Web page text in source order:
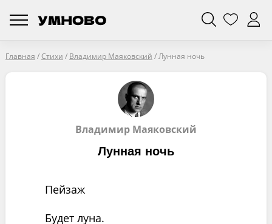
Главная /Стихи / Владимир Маяковский /Лунная ночь
Владимир Маяковский
Лунная ночь
Пейзаж
Будет луна.